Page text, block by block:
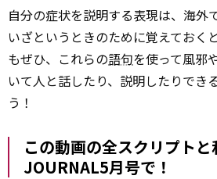
自分の症状を説明する表現は、海外
いざというときのために覚えておく
もぜひ、これらの語句を使って風邪
いて人と話したり、説明したりでき
う！
この動画の全スクリプト
JOURNAL5月号で！